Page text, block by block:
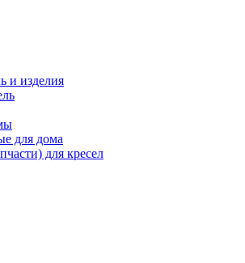
и изделия
для дома
для кресел